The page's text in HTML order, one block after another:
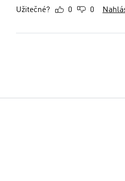
Užitečné? 0 0